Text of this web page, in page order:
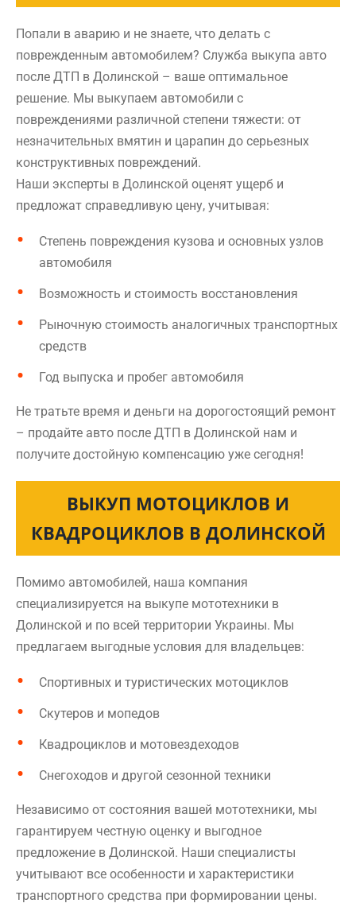
Попали в аварию и не знаете, что делать с
поврежденным автомобилем? Служба выкупа авто
после ДТП в Долинской – ваше оптимальное
решение. Мы выкупаем автомобили с
повреждениями различной степени тяжести: от
незначительных вмятин и царапин до серьезных
конструктивных повреждений.
Наши эксперты в Долинской оценят ущерб и
предложат справедливую цену, учитывая:
Степень повреждения кузова и основных узлов
автомобиля
Возможность и стоимость восстановления
Рыночную стоимость аналогичных транспортных
средств
Год выпуска и пробег автомобиля
Не тратьте время и деньги на дорогостоящий ремонт
– продайте авто после ДТП в Долинской нам и
получите достойную компенсацию уже сегодня!
ВЫКУП МОТОЦИКЛОВ И
КВАДРОЦИКЛОВ В ДОЛИНСКОЙ
Помимо автомобилей, наша компания
специализируется на выкупе мототехники в
Долинской и по всей территории Украины. Мы
предлагаем выгодные условия для владельцев:
Спортивных и туристических мотоциклов
Скутеров и мопедов
Квадроциклов и мотовездеходов
Снегоходов и другой сезонной техники
Независимо от состояния вашей мототехники, мы
гарантируем честную оценку и выгодное
предложение в Долинской. Наши специалисты
учитывают все особенности и характеристики
транспортного средства при формировании цены.